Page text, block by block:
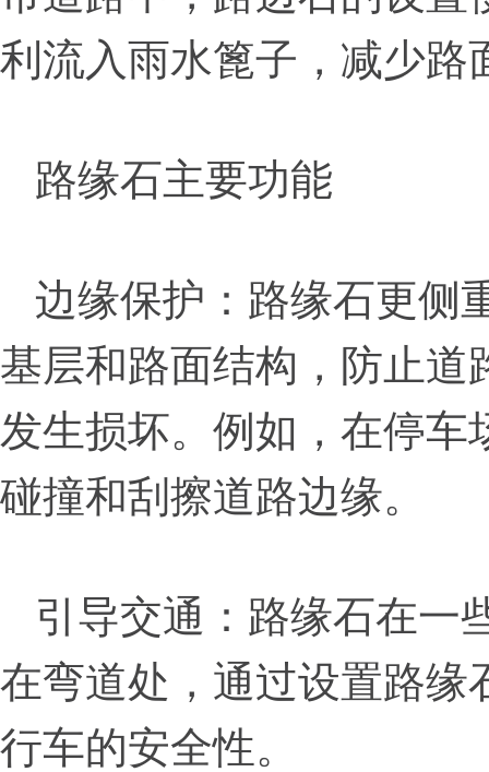
利流入雨水篦子，减少路
路缘石主要功能
边缘保护：路缘石更侧
基层和路面结构，防止道
发生损坏。例如，在停车
碰撞和刮擦道路边缘。
引导交通：路缘石在一
在弯道处，通过设置路缘
行车的安全性。